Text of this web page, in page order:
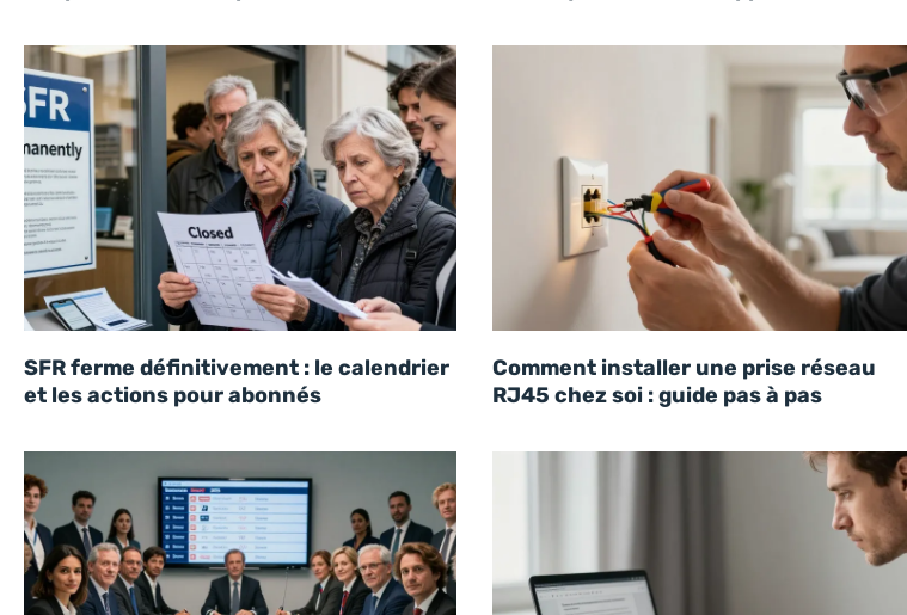
SFR ferme définitivement : le calendrier
et les actions pour abonnés
Comment installer une prise réseau
RJ45 chez soi : guide pas à pas